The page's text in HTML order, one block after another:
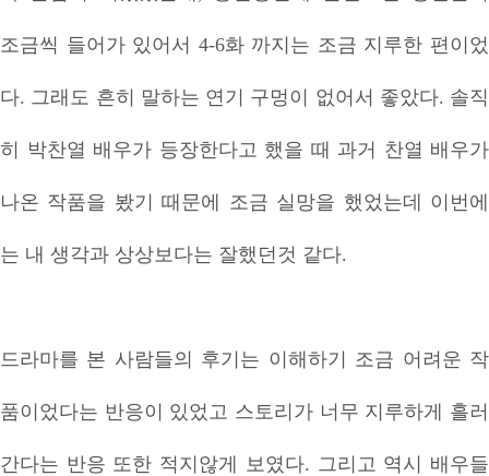
조금씩 들어가 있어서 4-6화 까지는 조금 지루한 편이었
다. 그래도 흔히 말하는 연기 구멍이 없어서 좋았다. 솔직
히 박찬열 배우가 등장한다고 했을 때 과거 찬열 배우가
나온 작품을 봤기 때문에 조금 실망을 했었는데 이번에
는 내 생각과 상상보다는 잘했던것 같다.
드라마를 본 사람들의 후기는 이해하기 조금 어려운 작
품이었다는 반응이 있었고 스토리가 너무 지루하게 흘러
간다는 반응 또한 적지않게 보였다. 그리고 역시 배우들